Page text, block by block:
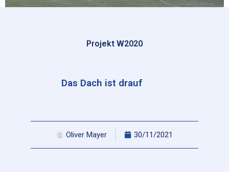
Projekt W2020
Das Dach ist drauf
Oliver Mayer 30/11/2021